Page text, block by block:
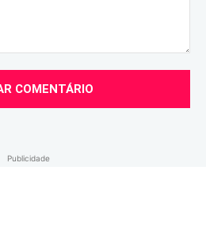
Publicidade